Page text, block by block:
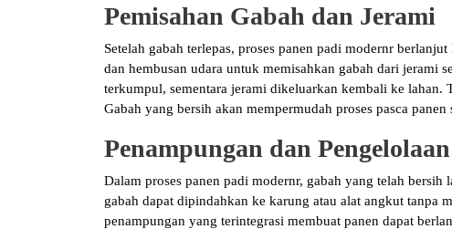
Pemisahan Gabah dan Jerami
Setelah gabah terlepas, proses panen padi modernr
dan hembusan udara untuk memisahkan gabah dari jerami
terkumpul, sementara jerami dikeluarkan kembali ke lahan.
Gabah yang bersih akan mempermudah proses pasca
Penampungan dan
Dalam proses panen padi modernr, gabah yang telah
gabah dapat dipindahkan ke karung atau alat angkut tanpa
penampungan yang terintegrasi membuat panen dapat